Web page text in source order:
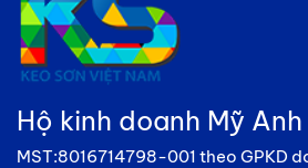
Hộ kinh doanh Mỹ
MST:8016714798-001 theo GPKD